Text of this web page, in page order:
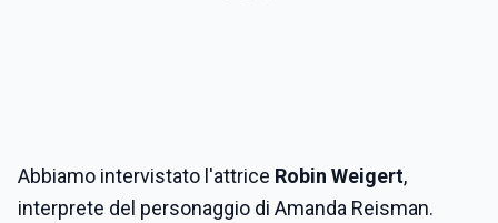
Abbiamo intervistato l'attrice Robin Weigert,
interprete del personaggio di Amanda Reisman.